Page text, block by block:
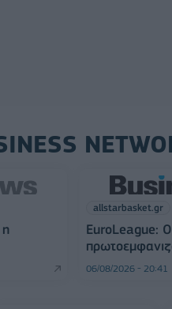
η
allstarbasket.gr
EuroLeague:
06/08/2026 - 20:41